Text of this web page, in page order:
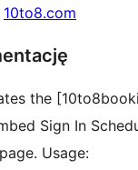
10to8.com
the
Sign In
Usage: